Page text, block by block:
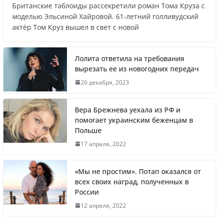
Названы регионы России, где
продолжилась мобилизация
Что заявил многолетний друг Путина
Житель Швеции продал яхту и купил
Вера Брежнева уехала из РФ и помогает
Британские таблоиды рассекретили роман Тома Круза с
моделью Эльсиной Хайровой. 61-летний голливудский
актёр Том Круз вышел в свет с новой
Лолита ответила на требования
вырезать ее из новогодних передач
26 декабря, 2023
Вера Брежнева уехала из РФ и
помогает украинским беженцам в
Польше
17 апреля, 2022
«Мы не простим». Потап оказался от
всех своих наград, полученных в
России
12 апреля, 2022